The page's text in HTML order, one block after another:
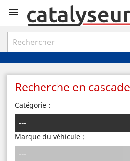

Recherche en cascade
Catégorie :
Marque du véhicule :